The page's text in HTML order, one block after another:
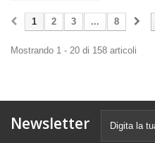
1 2 3 ... 8
Mostrando 1 - 20 di 158 articoli
Newsletter